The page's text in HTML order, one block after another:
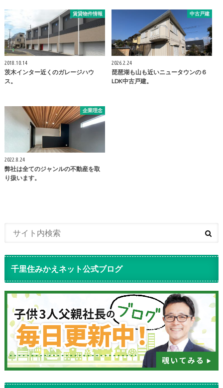
賃貸物件情報
2018.10.14
茨木インター近くのガレージハウ
ス。
中古戸建
2026.2.24
琵琶湖も山も近いニュータウンの６
LDK中古戸建。
企業理念
2022.8.24
弊社は全てのジャンルの不動産を取
り扱います。
千里住みかえネット公式ブログ